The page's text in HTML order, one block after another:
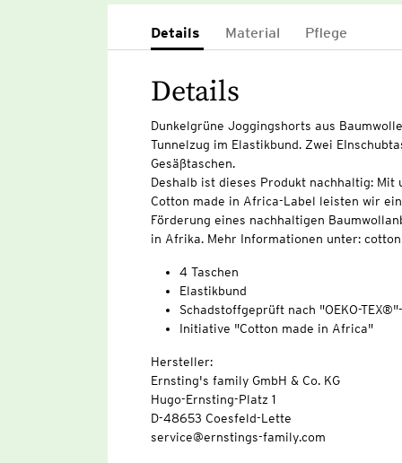
Details Material Pflege
Details
Dunkelgrüne Joggingshorts aus
Tunnelzug im Elastikbund. Zwei
Gesäßtaschen.
Deshalb ist dieses Produkt nachhaltig: Mit
Cotton made in Africa-Label leisten wir
Förderung eines nachhaltigen
in Afrika. Mehr Informationen unter:
4 Taschen
Elastikbund
Schadstoffgeprüft nach "OEKO-
Initiative "Cotton made in Africa"
Hersteller:
Ernsting's family GmbH & Co. KG
Hugo-Ernsting-Platz 1
D-48653 Coesfeld-Lette
service@ernstings-family.com